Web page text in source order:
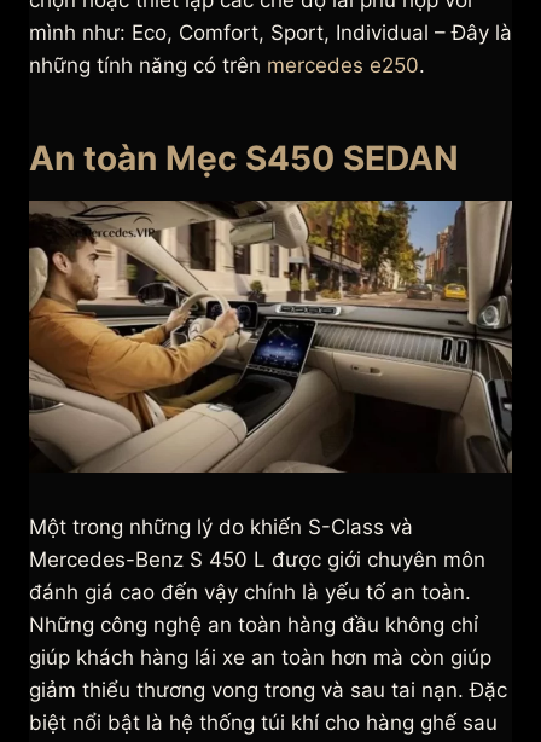
mình như: Eco, Comfort, Sport, Individual – Đây là
những tính năng có trên mercedes e250.
An toàn Mẹc S450 SEDAN
Một trong những lý do khiến S-Class và
Mercedes-Benz S 450 L được giới chuyên môn
đánh giá cao đến vậy chính là yếu tố an toàn.
Những công nghệ an toàn hàng đầu không chỉ
giúp khách hàng lái xe an toàn hơn mà còn giúp
giảm thiểu thương vong trong và sau tai nạn. Đặc
biệt nổi bật là hệ thống túi khí cho hàng ghế sau